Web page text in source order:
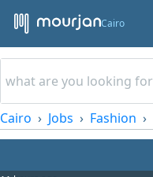
Cairo
Cairo Jobs Fashion